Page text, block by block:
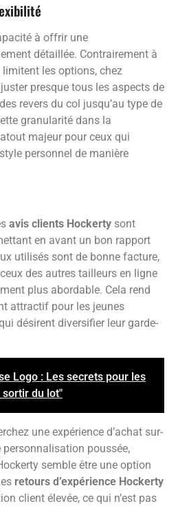
à offrir une
détaillée. Contrairement à
les options, chez
presque tous les aspects de
revers du col jusqu’au type de
granularité dans la
majeur pour ceux qui
personnel de manière
avis clients Hockerty sont
en avant un bon rapport
utilisés sont de bonne facture,
des autres tailleurs en ligne
plus abordable. Cela rend
attractif pour les jeunes
désirent diversifier leur garde-
Logo : Les secrets pour les
du lot"
une expérience d’achat sur-
poussée,
semble être une option
retours d’expérience Hockerty
client élevée, ce qui n’est pas